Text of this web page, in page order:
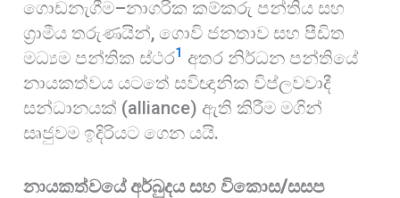
ගොඩනැගීම–නාගරික කම්කරු පන්තිය සහ
ග්‍රාමීය තරුණයින්, ගොවි ජනතාව සහ පීඩිත
මධ්‍යම පන්තික ස්ථර1 අතර නිර්ධන පන්තියේ
නායකත්වය යටතේ සවිඥානික විප්ලවවාදී
සන්ධානයක් (alliance) ඇති කිරීම මගින්
සෘජුවම ඉදිරියට ගෙන යයි.
නායකත්වයේ අර්බුදය සහ විකොස/සසප